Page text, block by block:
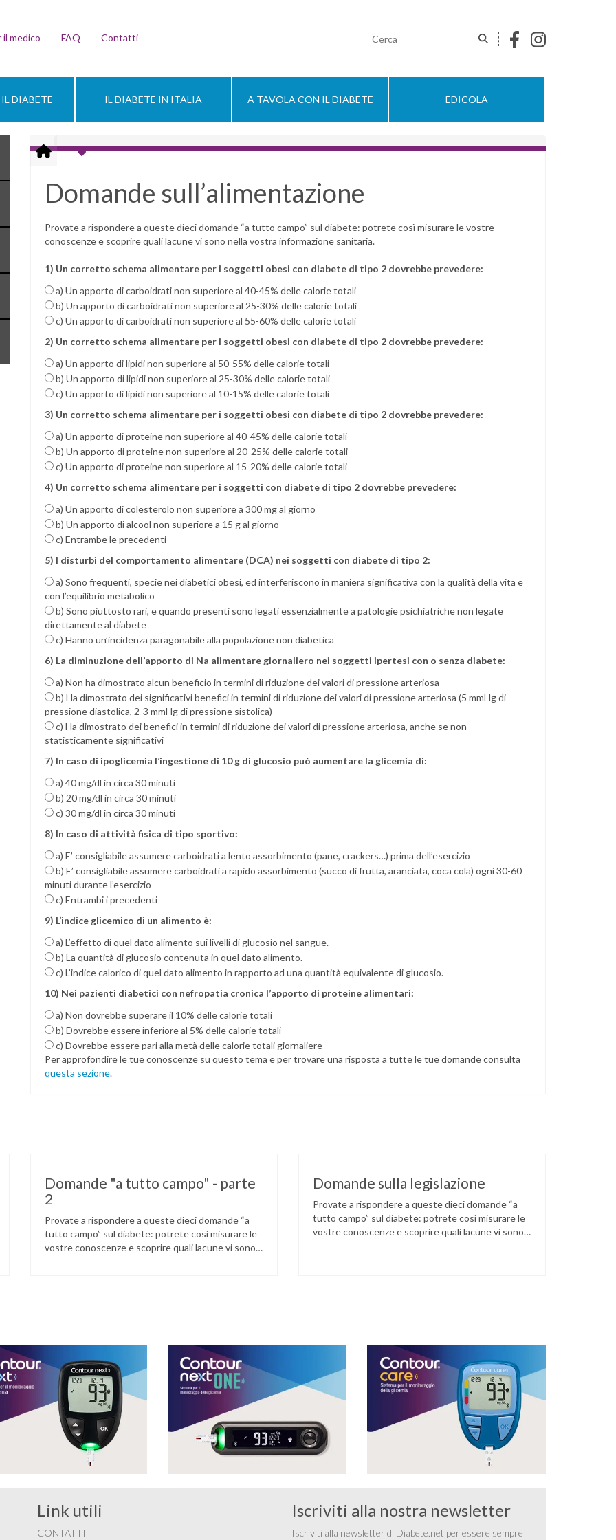
il medico FAQ Contatti
DIABETE IL DIABETE IN ITALIA A TAVOLA CON IL DIABETE EDICOLA
Domande sull’alimentazione
Provate a rispondere a queste dieci domande “a tutto campo” sul diabete: potrete così misurare le vostre
conoscenze e scoprire quali lacune vi sono nella vostra informazione sanitaria.
1) Un corretto schema alimentare per i soggetti obesi con diabete di tipo 2 dovrebbe prevedere:
a) Un apporto di carboidrati non superiore al 40-45% delle calorie totali
b) Un apporto di carboidrati non superiore al 25-30% delle calorie totali
c) Un apporto di carboidrati non superiore al 55-60% delle calorie totali
2) Un corretto schema alimentare per i soggetti obesi con diabete di tipo 2 dovrebbe prevedere:
a) Un apporto di lipidi non superiore al 50-55% delle calorie totali
b) Un apporto di lipidi non superiore al 25-30% delle calorie totali
c) Un apporto di lipidi non superiore al 10-15% delle calorie totali
3) Un corretto schema alimentare per i soggetti obesi con diabete di tipo 2 dovrebbe prevedere:
a) Un apporto di proteine non superiore al 40-45% delle calorie totali
b) Un apporto di proteine non superiore al 20-25% delle calorie totali
c) Un apporto di proteine non superiore al 15-20% delle calorie totali
4) Un corretto schema alimentare per i soggetti con diabete di tipo 2 dovrebbe prevedere:
a) Un apporto di colesterolo non superiore a 300 mg al giorno
b) Un apporto di alcool non superiore a 15 g al giorno
c) Entrambe le precedenti
5) I disturbi del comportamento alimentare (DCA) nei soggetti con diabete di tipo 2:
a) Sono frequenti, specie nei diabetici obesi, ed interferiscono in maniera significativa con la qualità della vita e
con l’equilibrio metabolico
b) Sono piuttosto rari, e quando presenti sono legati essenzialmente a patologie psichiatriche non legate
direttamente al diabete
c) Hanno un’incidenza paragonabile alla popolazione non diabetica
6) La diminuzione dell’apporto di Na alimentare giornaliero nei soggetti ipertesi con o senza diabete:
a) Non ha dimostrato alcun beneficio in termini di riduzione dei valori di pressione arteriosa
b) Ha dimostrato dei significativi benefici in termini di riduzione dei valori di pressione arteriosa (5 mmHg di
pressione diastolica, 2-3 mmHg di pressione sistolica)
c) Ha dimostrato dei benefici in termini di riduzione dei valori di pressione arteriosa, anche se non
statisticamente significativi
7) In caso di ipoglicemia l’ingestione di 10 g di glucosio può aumentare la glicemia di:
a) 40 mg/dl in circa 30 minuti
b) 20 mg/dl in circa 30 minuti
c) 30 mg/dl in circa 30 minuti
8) In caso di attività fisica di tipo sportivo:
a) E’ consigliabile assumere carboidrati a lento assorbimento (pane, crackers…) prima dell’esercizio
b) E’ consigliabile assumere carboidrati a rapido assorbimento (succo di frutta, aranciata, coca cola) ogni 30-60
minuti durante l’esercizio
c) Entrambi i precedenti
9) L’indice glicemico di un alimento è:
a) L’effetto di quel dato alimento sui livelli di glucosio nel sangue.
b) La quantità di glucosio contenuta in quel dato alimento.
c) L’indice calorico di quel dato alimento in rapporto ad una quantità equivalente di glucosio.
10) Nei pazienti diabetici con nefropatia cronica l’apporto di proteine alimentari:
a) Non dovrebbe superare il 10% delle calorie totali
b) Dovrebbe essere inferiore al 5% delle calorie totali
c) Dovrebbe essere pari alla metà delle calorie totali giornaliere
Per approfondire le tue conoscenze su questo tema e per trovare una risposta a tutte le tue domande consulta
questa sezione.
Domande "a tutto campo" - parte
2
Provate a rispondere a queste dieci domande “a
tutto campo” sul diabete: potrete così misurare le
vostre conoscenze e scoprire quali lacune vi sono
Domande sulla legislazione
Provate a rispondere a queste dieci domande “a
tutto campo” sul diabete: potrete così misurare le
vostre conoscenze e scoprire quali lacune vi sono
Link utili
CONTATTI
Iscriviti alla nostra newsletter
Iscriviti alla newsletter di Diabete.net per essere sempre